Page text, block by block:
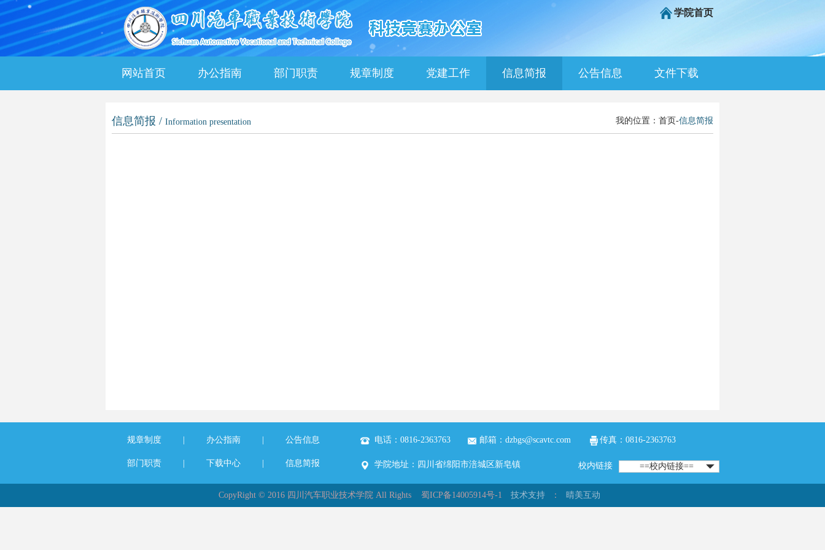
学院首页
网站首页 办公指南 部门职责 规章制度 党建工作 信息简报 公告信息 文件下载
我的位置： 首页-信息简报
信息简报 / Information presentation
规章制度 办公指南 公告信息
部门职责 下载中心 信息简报
电话：0816-2363763 邮箱：dzbgs@scavtc.com 传真：0816-2363763
学院地址：四川省绵阳市涪城区新皂镇 校内链接 ==校内链接==
CopyRight © 2016 四川汽车职业技术学院 All Rights 蜀ICP备14005914号-1 技术支持 ： 晴美互动